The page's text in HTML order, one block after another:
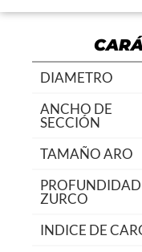
DIAMETRO
ANCHO DE
SECCIÓN
TAMAÑO ARO
PROFUNDIDAD
ZURCO
INDICE DE